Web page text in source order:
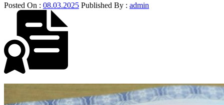
Posted On : 08.03.2025 Published By : admin